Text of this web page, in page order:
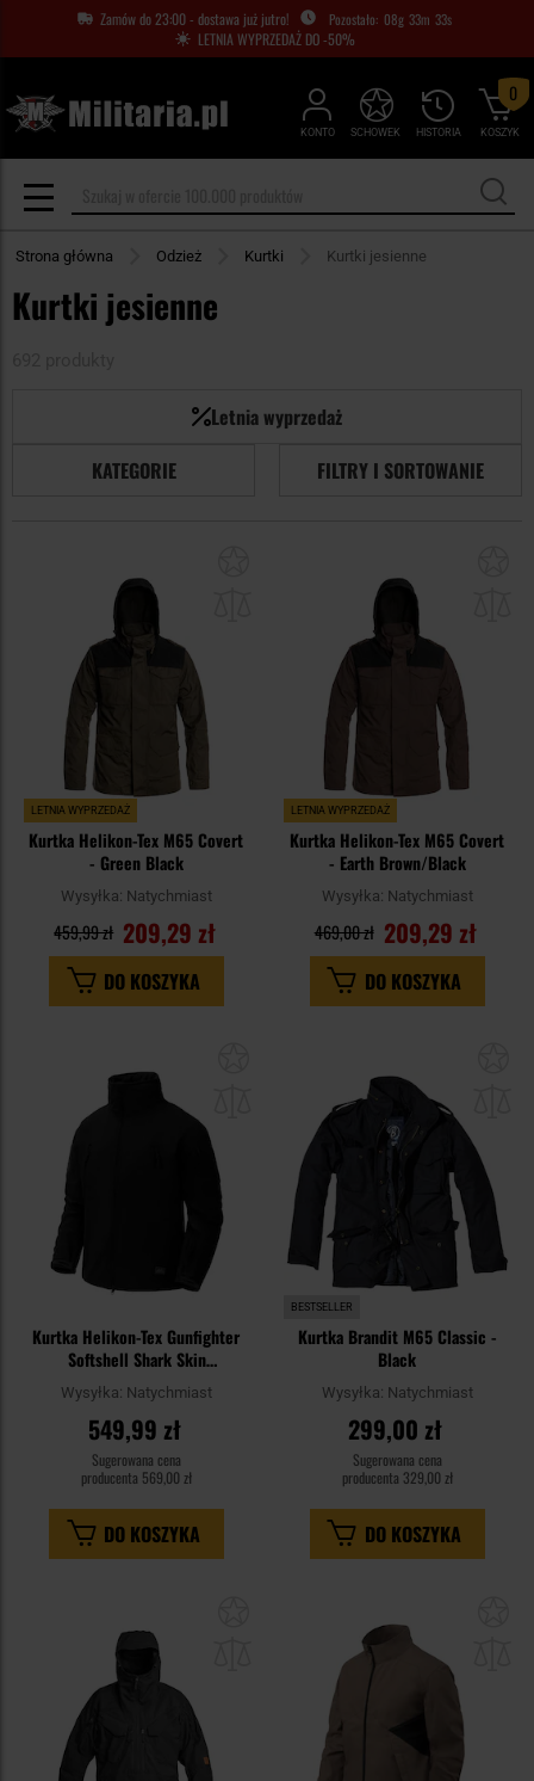
Zamów do 23:00 - dostawa już jutro! 08g 33m 32s
LETNIA WYPRZEDAŻ DO -50%
KONTO HISTORIA
SCHOWEK KOSZYK
0
Strona główna Odzież Kurtki Kurtki jesienne
Kurtki jesienne
Letnia wyprzedaż
KATEGORIE
FILTRY I SORTOWANIE
LETNIA WYPRZEDAŻ
Kurtka Helikon-Tex M65 Covert
- Green Black
Wysyłka: Natychmiast
209,29 zł
459,99 zł
DO KOSZYKA
LETNIA WYPRZEDAŻ
Kurtka Helikon-Tex M65 Covert
- Earth Brown/Black
Wysyłka: Natychmiast
209,29 zł
469,00 zł
DO KOSZYKA
schowka
Kurtka Helikon-Tex Gunfighter
Softshell Shark Skin
Windblocker - Black
Wysyłka: Natychmiast
549,99 zł
Sugerowana cena
producenta 569,00 zł
DO KOSZYKA
BESTSELLER
Kurtka Brandit M65 Classic -
Black
Wysyłka: Natychmiast
299,00 zł
Sugerowana cena
producenta 329,00 zł
DO KOSZYKA